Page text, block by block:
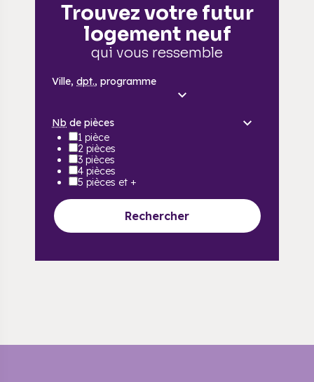
Trouvez votre futur
logement neuf
qui vous ressemble
Ville, dpt., programme
Nb de pièces
1 pièce
2 pièces
3 pièces
4 pièces
5 pièces et +
Rechercher